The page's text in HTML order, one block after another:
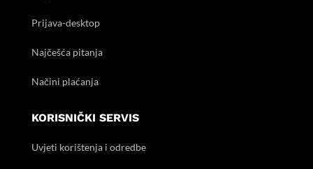
Prijava-desktop
Najčešća pitanja
Načini plaćanja
KORISNIČKI SERVIS
Uvjeti korištenja i odredbe